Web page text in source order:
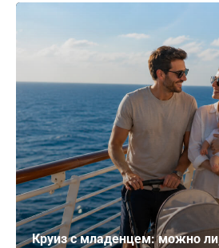
Круиз с младенцем: можно